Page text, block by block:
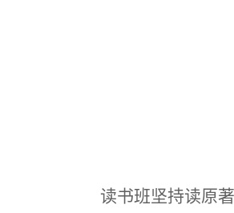
读书班坚持读原